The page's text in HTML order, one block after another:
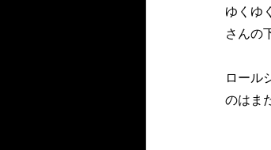
ゆくゆ
さんの
ロール
のはま